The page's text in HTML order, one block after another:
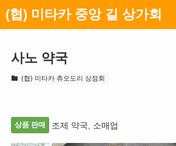
(협) 미타카 중앙 길 상가회
사노 약국
(협) 미타카 츄오도리 상점회
상품 판매 조제 약국, 소매업